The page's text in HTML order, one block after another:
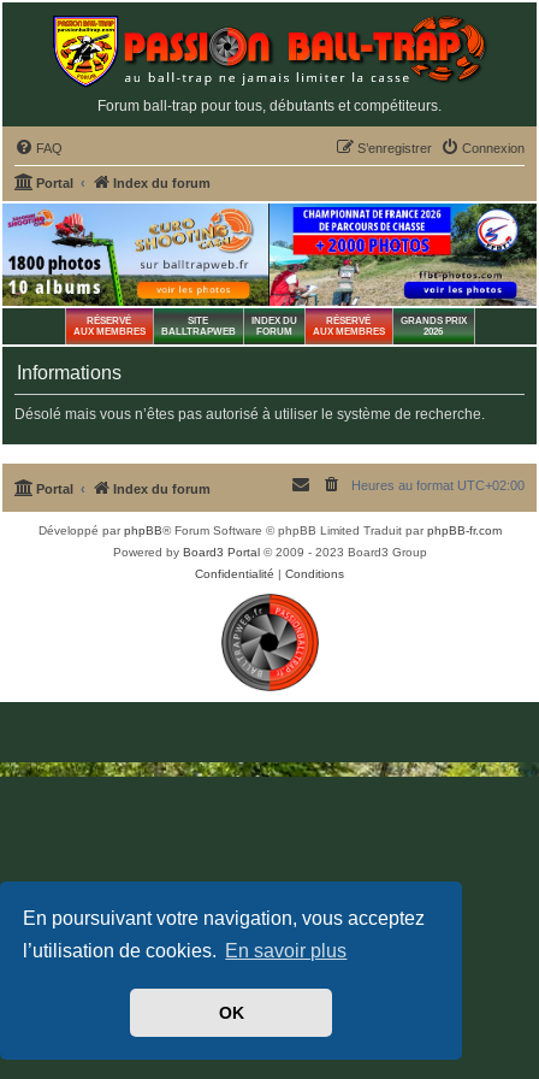
En poursuivant votre navigation, vous acceptez
l’utilisation de cookies. En savoir plus
OK
Forum ball-trap pour tous, débutants et compétiteurs.
FAQ Connexion
S’enregistrer
Portal Index du forum
RÉSERVÉ
AUX MEMBRES
SITE
BALLTRAPWEB
INDEX DU
FORUM
RÉSERVÉ
AUX MEMBRES
GRANDS PRIX
2026
Informations
Désolé mais vous n’êtes pas autorisé à utiliser le système de recherche.
Portal Index du forum Heures au format UTC+02:00
Développé parphpBB® Forum Software © phpBB Limited Traduit parphpBB-fr.com
Powered by Board3 Portal© 2009 - 2023 Board3 Group
Confidentialité | Conditions